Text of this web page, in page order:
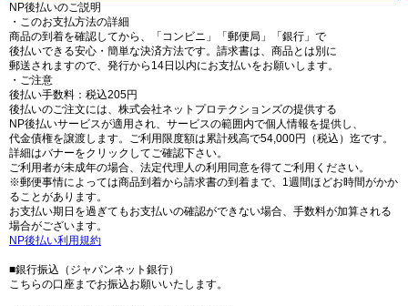
NP後払いのご説明
・このお支払方法の詳細
商品の到着を確認してから、「コンビニ」「郵便局」「銀行」で
後払いできる安心・簡単な決済方法です。請求書は、商品とは別に
郵送されますので、発行から14日以内にお支払いをお願いします。
・ご注意
後払い手数料：税込205円
後払いのご注文には、株式会社ネットプロテクションズの提供する
NP後払いサービスが適用され、サービスの範囲内で個人情報を提供し、
代金債権を譲渡します。ご利用限度額は累計残高で54,000円（税込）迄です。
詳細はバナーをクリックしてご確認下さい。
ご利用者が未成年の場合、法定代理人の利用同意を得てご利用ください。
※郵便事情によっては商品到着から請求書の到着まで、1週間ほどお時間がかか
ることがあります。
お支払い期日を過ぎてもお支払いの確認ができない場合、手数料が加算される
場合がございます。
NP後払い利用規約
■銀行振込（ジャパンネット銀行）
こちらの口座までお振込お願いいたします。